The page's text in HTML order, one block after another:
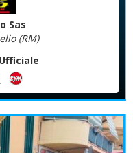
Sas
(RM)